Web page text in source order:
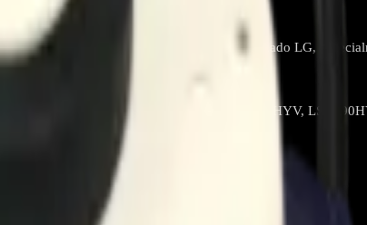
internos en sistemas de aire acondicionado LG,
con modelos como LAN090HYV, LAN120HYV,